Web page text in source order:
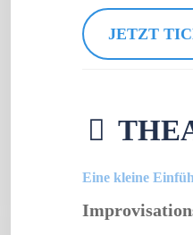
JETZT
Eine kleine